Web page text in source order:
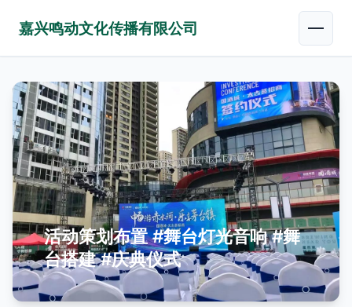
嘉兴鸣动文化传播有限公司
活动策划布置 #舞台灯光音响 #舞
台搭建 #庆典仪式